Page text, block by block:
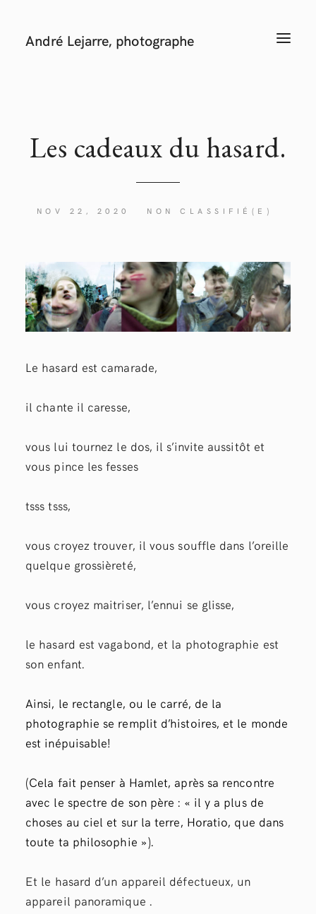
T
A
André Lejarre, photographe
Les cadeaux du hasard.
NOV 22, 2020 NON CLASSIFIÉ(E)
Le hasard est camarade,
il chante il caresse,
vous lui tournez le dos, il s’invite aussitôt et
vous pince les fesses
tsss tsss,
vous croyez trouver, il vous souffle dans l’oreille
quelque grossièreté,
vous croyez maitriser, l’ennui se glisse,
le hasard est vagabond, et la photographie est
son enfant.
Ainsi, le rectangle, ou le carré, de la
photographie se remplit d’histoires, et le monde
est inépuisable!
(Cela fait penser à Hamlet, après sa rencontre
avec le spectre de son père : « il y a plus de
choses au ciel et sur la terre, Horatio, que dans
toute ta philosophie »).
Et le hasard d’un appareil défectueux, un
appareil panoramique .